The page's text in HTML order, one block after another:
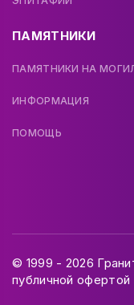
ПАМЯТНИКИ
ПАМЯТНИКИ НА
ИНФОРМАЦИЯ
ПОМОЩЬ
© 1999 - 2026
публичной офертой